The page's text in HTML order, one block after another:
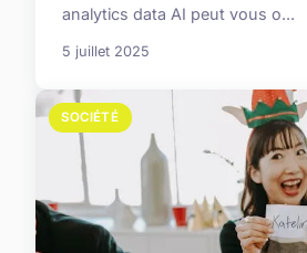
analytics data AI peut vous o...
5 juillet 2025
SOCIÉTÉ